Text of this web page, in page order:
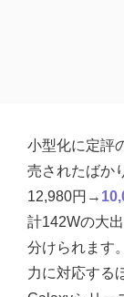
小型化に定評
売されたばか
12,980円→
計142Wの大
分けられます
力に対応する